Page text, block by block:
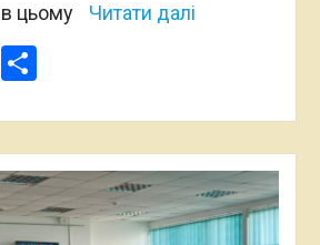
в цьому
Читати далі
Email